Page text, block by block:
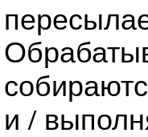
и/